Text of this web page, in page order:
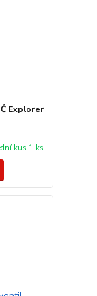
Explorer
kus 1 ks